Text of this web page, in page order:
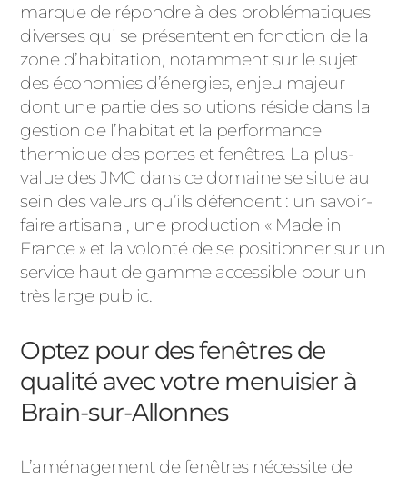
marque de répondre à des problématiques
diverses qui se présentent en fonction de la
zone d’habitation, notamment sur le sujet
des économies d’énergies, enjeu majeur
dont une partie des solutions réside dans la
gestion de l’habitat et la performance
thermique des portes et fenêtres. La plus-
value des JMC dans ce domaine se situe au
sein des valeurs qu’ils défendent : un savoir-
faire artisanal, une production « Made in
France » et la volonté de se positionner sur un
service haut de gamme accessible pour un
très large public.
Optez pour des fenêtres de
qualité avec votre menuisier à
Brain-sur-Allonnes
L’aménagement de fenêtres nécessite de